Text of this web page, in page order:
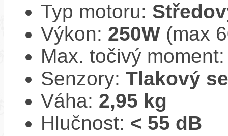
Typ motoru:
Výkon: 250W (max
Max. točivý
Senzory: Tlakový
Váha: 2,95 kg
Hlučnost: < 55 dB